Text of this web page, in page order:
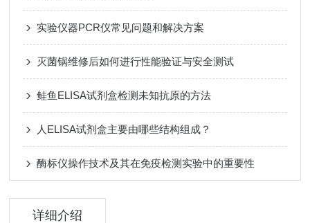
实验仪器PCR仪常见问题和解决方案
灭菌锅维修后如何进行性能验证与安全测试
鲑鱼ELISA试剂盒检测未知抗原的方法
人ELISA试剂盒主要由哪些结构组成？
酶标仪操作技术及其在免疫检测实验中的重要性
详细介绍